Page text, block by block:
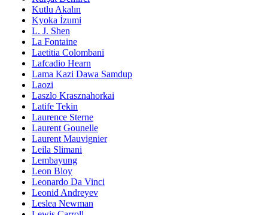
Kutlu Akalın
Kyoka İzumi
L. J. Shen
La Fontaine
Laetitia Colombani
Lafcadio Hearn
Lama Kazi Dawa Samdup
Laozi
Laszlo Krasznahorkai
Latife Tekin
Laurence Sterne
Laurent Gounelle
Laurent Mauvignier
Leila Slimani
Lembayung
Leon Bloy
Leonardo Da Vinci
Leonid Andreyev
Leslea Newman